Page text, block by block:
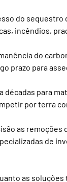
do sequestro
incêndios,
do
prazo para
décadas para
por terra
as remoções
de
as